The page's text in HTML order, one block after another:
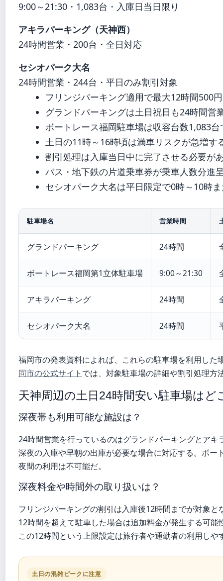
9:00～21:30・1,083台・入庫日当日限り
アキラパーキング（天神西）
24時間営業・200台・全日対応
セシオパーク大名
24時間営業・244台・平日のみ割引対象
フリンジパーキング適用で最大12時間500
グランドパーキングは土日祝日も24時間営
ボートレース福岡駐車場は収容台数1,083
土日の11時～16時頃は満車リスクが急増す
割引処理は入庫当日中に完了させる必要が
バス・地下鉄の片道乗車券が乗車人数分進
セシオパーク大名は平日限定で0時～10時
駐車場名 営業時間
グランドパーキング 24時間
ボートレース福岡第1立体駐車場 9:00～21:30
アキラパーキング 24時間
セシオパーク大名 24時間
福岡市の発表資料によれば、これらの駐車場を利用し
同市の公式サイト では、対象駐車場の詳細や割引処理方
天神周辺の土日24時間安い駐車場はど
深夜帯も利用可能な施設は？
24時間営業を行っているのはグランドパーキングとア
深夜の入庫や早朝の出庫が必要な場合に対応する。ボ
夜間の利用は不可能だ。
深夜料金や時間外の取り扱いは？
フリンジパーキングの割引は入庫後12時間までが対象
12時間を超えて駐車した場合は追加料金が発生する可能
この12時間という上限設定は旅行者や通勤者の利用し
土日の混雑ピークに注意